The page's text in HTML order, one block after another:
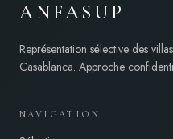
ANFASUP
Représentation sélective des
Casablanca. Approche
NAVIGATION